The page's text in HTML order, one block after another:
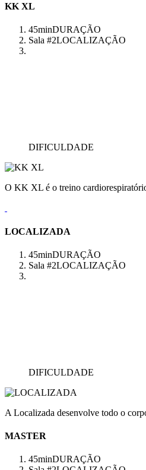
KK XL
45minDURAÇÃO
Sala #2LOCALIZAÇÃO
DIFICULDADE
O KK XL é o treino
LOCALIZADA
45minDURAÇÃO
Sala #2LOCALIZAÇÃO
DIFICULDADE
A Localizada desenvolve todo o
MASTER
45minDURAÇÃO